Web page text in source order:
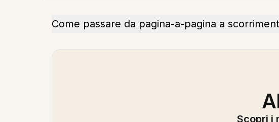
Come passare da pagina-a-pagina a
Scopri i